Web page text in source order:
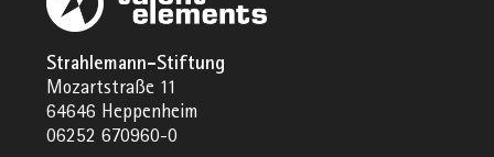
Strahlemann-Stiftung
Mozartstraße 11
64646 Heppenheim
06252 670960-0